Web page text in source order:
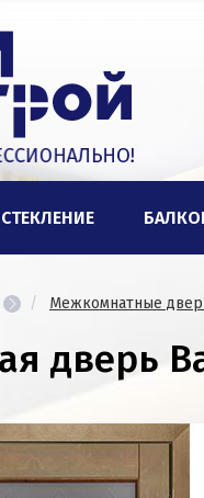
Межкомнатные
дверь